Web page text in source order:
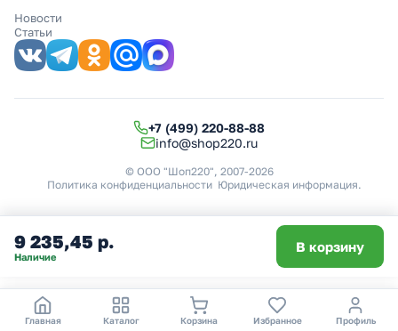
9 235,45 р.
Наличие
В корзину
Новости
Статьи
+7 (499) 220-88-88
info@shop220.ru
© ООО "Шоп220", 2007-2026
Политика конфиденциальности Юридическая информация.
Главная Каталог Корзина Избранное Профиль